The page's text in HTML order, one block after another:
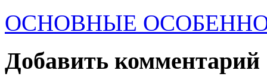
ОСНОВНЫЕ
Добавить комментарий